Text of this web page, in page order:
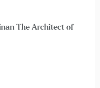
The Architect of